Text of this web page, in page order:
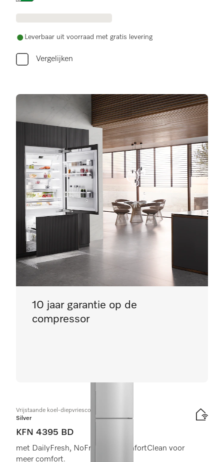
Leverbaar uit voorraad met gratis levering
Vergelijken
Vrijstaande koel-diepvriescombinatie
Silver
KFN 4395 BD
met DailyFresh, NoFrost em ComfortClean voor
meer comfort.
10 jaar garantie op de
compressor